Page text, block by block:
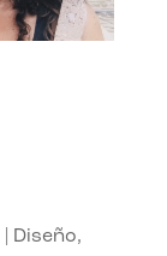
Diseño,